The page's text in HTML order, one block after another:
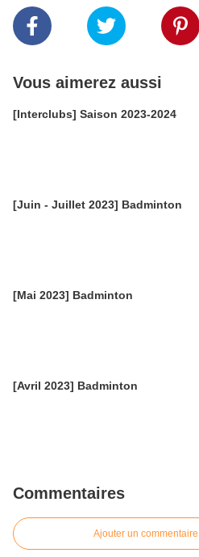
Vous aimerez aussi
[Interclubs] Saison 2023-2024
[Juin - Juillet 2023] Badminton
[Mai 2023] Badminton
[Avril 2023] Badminton
Commentaires
Ajouter un commentaire